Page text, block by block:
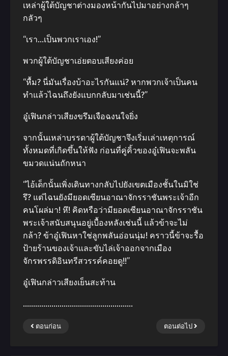
เหล่าผู้ใต้บัญชาต่างมองหน้ากันไปมาอย่างกล้าๆ
กลัวๆ
“เรา…เป็นพวกเราเอง!”
พวกผู้ใต้บัญชาเอ่ยตอบเสียงค่อย
“หื้ม? นี่มันเรื่องบ้าอะไรกันแน่? หากพวกเจ้าเป็นคน
ทำแล้วไฉนถึงยังแบกกลับมาเช่นนี้?”
อู๋เฟินกล่าวเสียงขรึมเจือฉงนใจยิ่ง
จากนั้นเหล่าบรรดาผู้ใต้บัญชาจึงเริ่มเล่าเหตุการณ์
ทั้งหมดที่เกิดขึ้นให้ฟัง ก่อนที่คู่คิ้วของอู๋เฟินจะพลัน
ขมวดแน่นถักหนา
“ไอ้เด็กนั้นเพิ่งเดินทางกลับไปยังเขตเมืองชั้นในมิใช่
รึ? แต่ไฉนยังมียอดเซียนอาณาจักรราชันพระเจ้าอีก
คนโผล่มา! หึ! คิดหรือว่ามียอดเซียนอาณาจักรราชัน
พระเจ้าสนับสนุนอยู่เบื้องหลังเช่นนี้ แล้วข้าจะไม่
กล้า? ข้าอู๋เฟินหาใช่ลูกพลันอ่อนนุ่ม! คราวนี้ข้าจะรื้อ
ป้ายร้านของเจ้าและขับไล่เจ้าออกจากเมือง
จักรพรรดิอินทรีสวรรค์คอยดู!!”
อู๋เฟินกล่าวเสียงเย็นสะท้าน
………………………………………………
ตอนก่อน ตอนต่อไป